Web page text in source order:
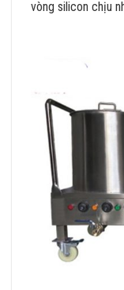
vòng silicon chịu